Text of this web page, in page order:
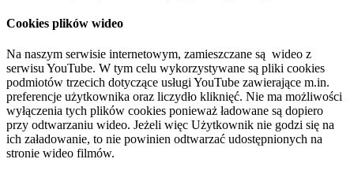
Cookies plików wideo
Na naszym serwisie internetowym, zamieszczane są wideo z
serwisu YouTube. W tym celu wykorzystywane są pliki cookies
podmiotów trzecich dotyczące usługi YouTube zawierające m.in.
preferencje użytkownika oraz liczydło kliknięć. Nie ma możliwości
wyłączenia tych plików cookies ponieważ ładowane są dopiero
przy odtwarzaniu wideo. Jeżeli więc Użytkownik nie godzi się na
ich załadowanie, to nie powinien odtwarzać udostępnionych na
stronie wideo filmów.